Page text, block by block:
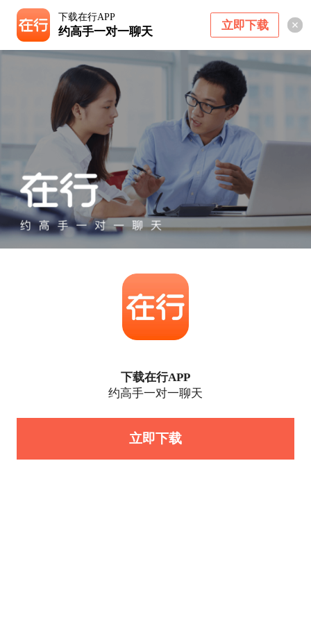
下载在行APP
约高手一对一聊天 立即下载
下载在行APP
约高手一对一聊天
立即下载